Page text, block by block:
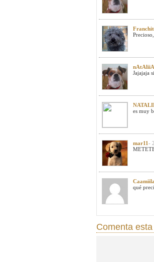
nAtAliiA
Jajajaja
es muy
mar11-
qué
Comenta